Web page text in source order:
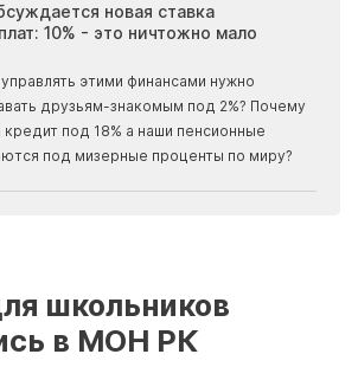
новая ставка
10% - это ничтожно мало
этими финансами нужно
друзьям-знакомым под 2%? Почему
под 18% а наши пенсионные
под мизерные проценты по миру?
школьников
в МОН РК